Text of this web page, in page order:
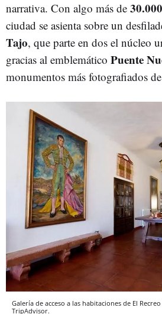
narrativa. Con algo más de
ciudad se asienta sobre un
Tajo, que parte en dos el núcleo
gracias al emblemático Puente
monumentos más fotografiados de
Galería de acceso a las habitaciones de El
TripAdvisor.